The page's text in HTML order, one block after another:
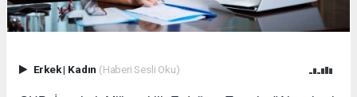
Erkek| Kadın (Haberi Sesli Oku)